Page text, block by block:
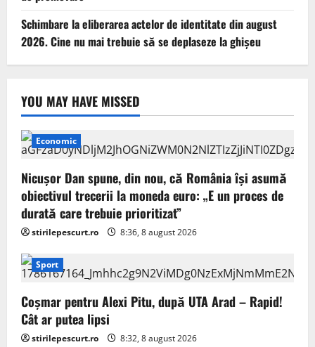
Schimbare la eliberarea actelor de identitate din august
2026. Cine nu mai trebuie să se deplaseze la ghișeu
YOU MAY HAVE MISSED
Economic
Nicușor Dan spune, din nou, că România își asumă
obiectivul trecerii la moneda euro: „E un proces de
durată care trebuie prioritizat”
stirilepescurt.ro 8:36, 8 august 2026
Sport
Coșmar pentru Alexi Pitu, după UTA Arad – Rapid!
Cât ar putea lipsi
stirilepescurt.ro 8:32, 8 august 2026